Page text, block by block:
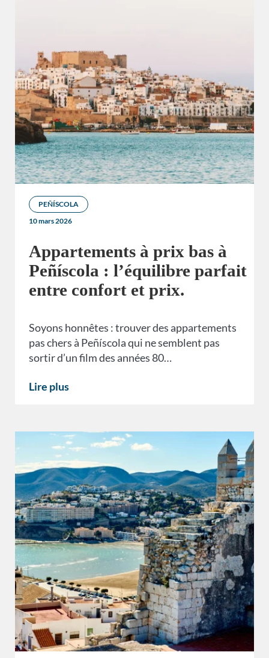
PEÑÍSCOLA
10 mars 2026
Appartements à prix bas à
Peñíscola : l’équilibre parfait
entre confort et prix.
Soyons honnêtes : trouver des appartements
pas chers à Peñíscola qui ne semblent pas
sortir d’un film des années 80…
Lire plus